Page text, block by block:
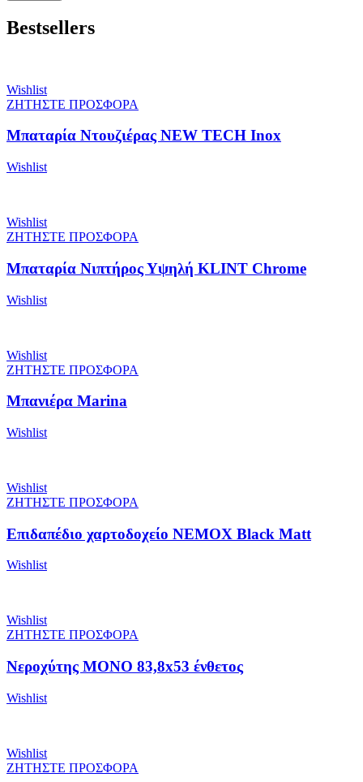
Bestsellers
Wishlist
ΖΗΤΗΣΤΕ ΠΡΟΣΦΟΡΑ
Μπαταρία Ντουζιέρας NEW TECH Inox
Wishlist
Wishlist
ΖΗΤΗΣΤΕ ΠΡΟΣΦΟΡΑ
Μπαταρία Νιπτήρος Υψηλή KLINT Chrome
Wishlist
Wishlist
ΖΗΤΗΣΤΕ ΠΡΟΣΦΟΡΑ
Μπανιέρα Marina
Wishlist
Wishlist
ΖΗΤΗΣΤΕ ΠΡΟΣΦΟΡΑ
Επιδαπέδιο χαρτοδοχείο NEMOX Black Matt
Wishlist
Wishlist
ΖΗΤΗΣΤΕ ΠΡΟΣΦΟΡΑ
Νεροχύτης MONO 83,8x53 ένθετος
Wishlist
Wishlist
ΖΗΤΗΣΤΕ ΠΡΟΣΦΟΡΑ